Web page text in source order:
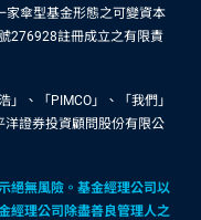
家傘型基金形態之可變資本
276928註冊成立之有限責
、「PIMCO」、「我們」
洋證券投資顧問股份有限公
絕無風險。基金經理公司以
經理公司除盡善良管理人之